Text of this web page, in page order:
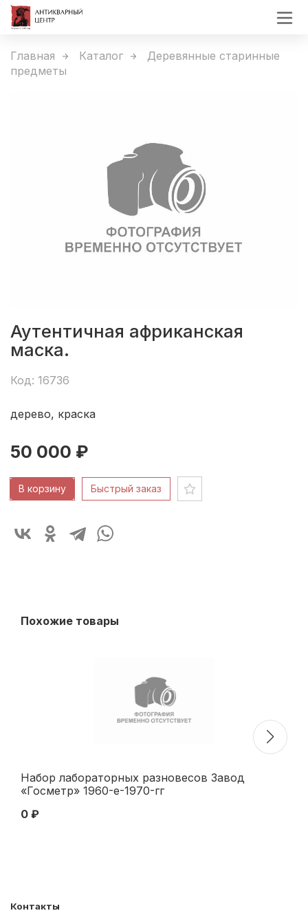
Главная Каталог
Деревянные старинные
предметы
Аутентичная африканская
маска.
Код: 16736
дерево, краска
50 000 ₽
В корзину Быстрый заказ
Похожие товары
Набор лабораторных разновесов Завод
«Госметр» 1960-е-1970-гг
0 ₽
Контакты